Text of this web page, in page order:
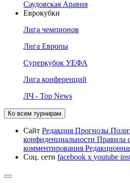
Саудовская Аравия
Еврокубки
Лига чемпионов
Лига Европы
Суперкубок УЕФА
Лига конференций
ЛЧ - Top News
Ко всем турнирам
Сайт Редакция Прогнозы
конфиденциальности Правила
комментирования
Соц. сети facebook x youtube